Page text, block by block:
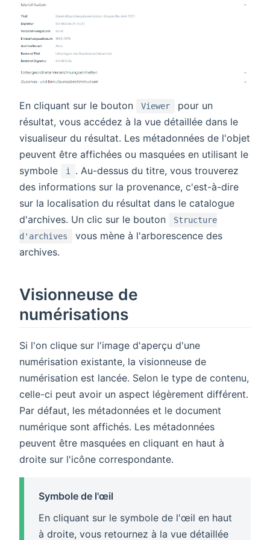
En cliquant sur le bouton Viewer
pour un
résultat, vous accédez à la vue détaillée dans le
visualiseur du résultat. Les métadonnées de l'objet
peuvent être affichées ou masquées en utilisant le
symbole
i
. Au-dessus du titre, vous trouverez
des informations sur la provenance, c'est-à-dire
sur la localisation du résultat dans le catalogue
d'archives. Un clic sur le bouton
Structure
d'archives
vous mène à l'arborescence des
archives.
Visionneuse de
numérisations
Si l'on clique sur l'image d'aperçu d'une
numérisation existante, la visionneuse de
numérisation est lancée. Selon le type de contenu,
celle-ci peut avoir un aspect légèrement différent.
Par défaut, les métadonnées et le document
numérique sont affichés. Les métadonnées
peuvent être masquées en cliquant en haut à
droite sur l'icône correspondante.
Symbole de l'œil
En cliquant sur le symbole de l'œil en haut
à droite, vous retournez à la vue détaillée